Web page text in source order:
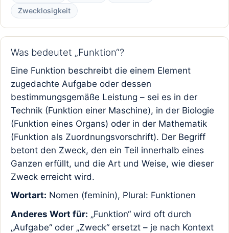
Zwecklosigkeit
Was bedeutet „Funktion“?
Eine Funktion beschreibt die einem Element
zugedachte Aufgabe oder dessen
bestimmungsgemäße Leistung – sei es in der
Technik (Funktion einer Maschine), in der Biologie
(Funktion eines Organs) oder in der Mathematik
(Funktion als Zuordnungsvorschrift). Der Begriff
betont den Zweck, den ein Teil innerhalb eines
Ganzen erfüllt, und die Art und Weise, wie dieser
Zweck erreicht wird.
Wortart: Nomen (feminin), Plural: Funktionen
Anderes Wort für: „Funktion“ wird oft durch
„Aufgabe“ oder „Zweck“ ersetzt – je nach Kontext